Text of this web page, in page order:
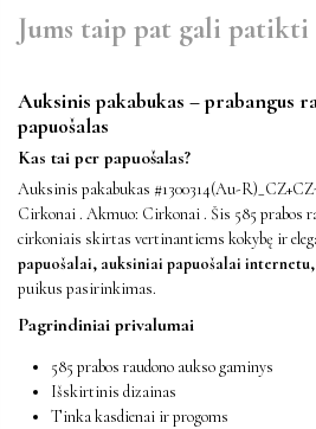
Jums taip pat gali patikti
Auksinis pakabukas – prabangus
papuošalas
Kas tai per papuošalas?
Auksinis pakabukas #1300314(Au-
Cirkonai . Akmuo: Cirkonai . Šis 585 prabos
cirkoniais skirtas vertinantiems kokybę ir
papuošalai, auksiniai papuošalai
puikus pasirinkimas.
Pagrindiniai privalumai
585 prabos raudono aukso gaminys
Išskirtinis dizainas
Tinka kasdienai ir progoms